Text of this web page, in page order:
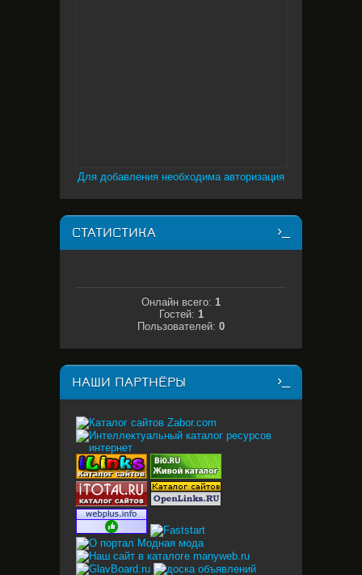
Для добавления необходима авторизация
СТАТИСТИКА
Онлайн всего: 1
Гостей: 1
Пользователей: 0
НАШИ ПАРТНЁРЫ